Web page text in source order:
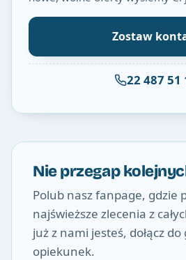
Zostaw
22 487 51
Nie przegap
Polub nasz fanpage, gdzie
najświeższe zlecenia z
już z nami jesteś, dołącz
opiekunek.